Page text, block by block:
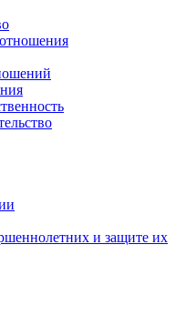
и защите их